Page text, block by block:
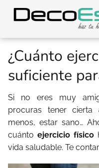
¿Cuánto
suficiente
Si no eres muy
procuras tener cierta
menos, estar sano…
cuánto ejercicio físico
vida saludable. Te